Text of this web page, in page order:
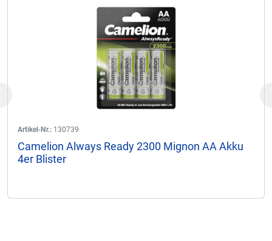
Artikel-Nr.: 130739
Camelion Always Ready 2300 Mignon AA Akku
4er Blister